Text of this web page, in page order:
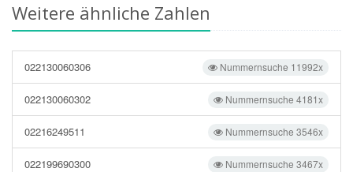
Weitere ähnliche Zahlen
Nummernsuche 11992x
022130060306
Nummernsuche 4181x
022130060302
Nummernsuche 3546x
02216249511
Nummernsuche 3467x
022199690300